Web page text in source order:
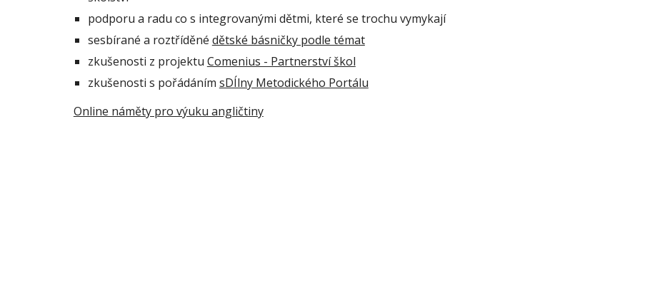
podporu a radu co s integrovanými dětmi, které se trochu vymykají
sesbírané a roztříděné dětské básničky podle témat
zkušenosti z projektu Comenius - Partnerství škol
zkušenosti s pořádáním sDÍlny Metodického Portálu
Online náměty pro výuku angličtiny